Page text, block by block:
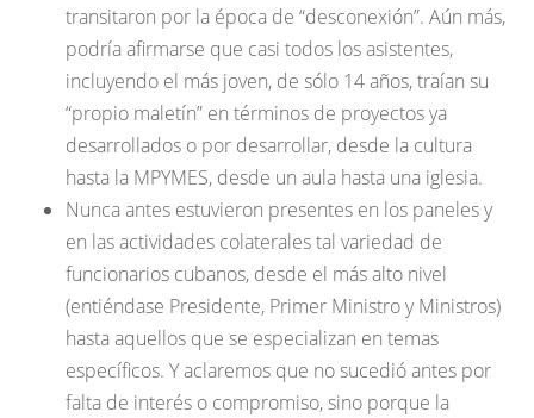
transitaron por la época de “desconexión”. Aún más,
podría afirmarse que casi todos los asistentes,
incluyendo el más joven, de sólo 14 años, traían su
“propio maletín” en términos de proyectos ya
desarrollados o por desarrollar, desde la cultura
hasta la MPYMES, desde un aula hasta una iglesia.
Nunca antes estuvieron presentes en los paneles y
en las actividades colaterales tal variedad de
funcionarios cubanos, desde el más alto nivel
(entiéndase Presidente, Primer Ministro y Ministros)
hasta aquellos que se especializan en temas
específicos. Y aclaremos que no sucedió antes por
falta de interés o compromiso, sino porque la